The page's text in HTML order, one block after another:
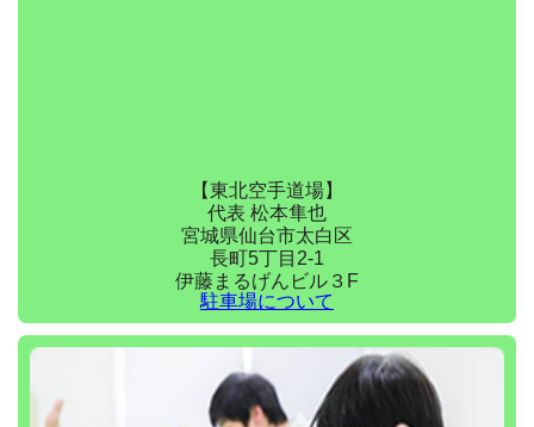
【東北空手道場】
代表 松本隼也
宮城県仙台市太白区
長町5丁目2-1
伊藤まるげんビル３F
駐車場について